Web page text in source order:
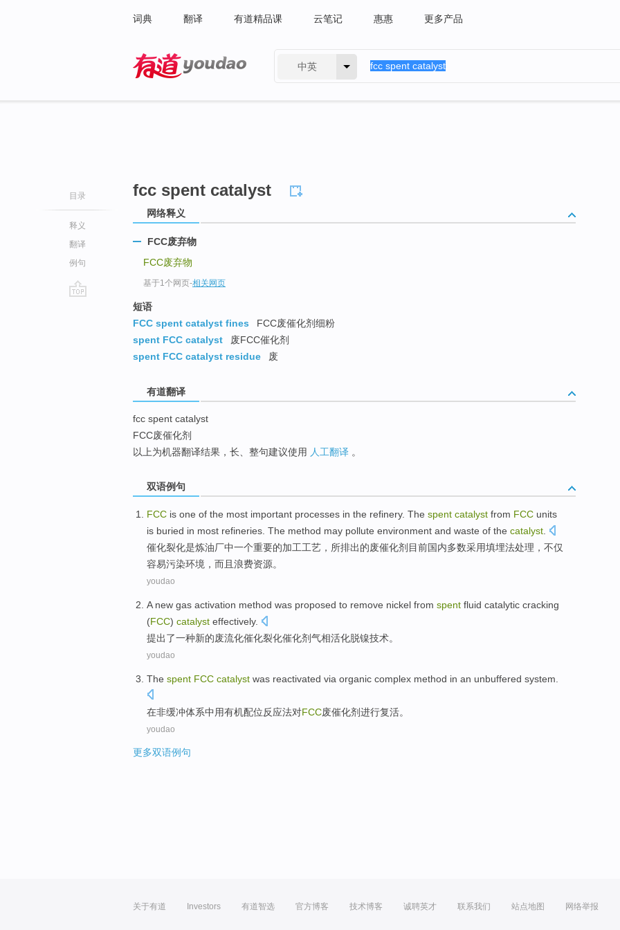
词典 翻译 有道精品课 云笔记 惠惠 更多产品
中英
目录
释义
翻译
例句
fcc spent catalyst
网络释义
FCC废弃物
FCC废弃物
基于1个网页-相关网页
短语
FCC spent catalyst fines
FCC废催化剂细粉
spent FCC catalyst
废FCC催化剂
spent FCC catalyst residue
废
有道翻译
fcc spent catalyst
FCC废催化剂
以上为机器翻译结果，长、整句建议使用 人工翻译 。
双语例句
FCC is one of the most important processes in the refinery. The spent catalyst from FCC units
is buried in most refineries . The method may pollute environment and waste of the catalyst
催化裂化是炼油厂中一个重要的加工工艺 ，所排出的废催化剂 目前国内多数采用填埋法处理，不仅
容易污染环境 ， 而且 浪费资源。
youdao
A new gas activation method was proposed to remove nickel from spent fluid catalytic cracking
(FCC) catalyst effectively.
提出了一种新的废流化催化裂化催化剂气相活化脱镍技术。
youdao
The spent FCC catalyst was reactivated via organic complex method in an unbuffered system.
在非缓冲体系中用有机配位反应法对FCC废催化剂进行复活。
youdao
更多双语例句
关于有道 Investors 有道智选 官方博客 技术博客 诚聘英才 联系我们 站点地图 网络举报